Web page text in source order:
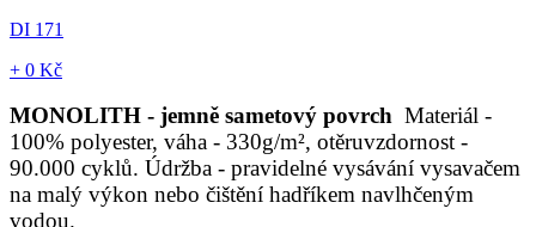
DI 171
+ 0 Kč
MONOLITH - jemně sametový povrch Materiál -
100% polyester, váha - 330g/m², otěruvzdornost -
90.000 cyklů. Údržba - pravidelné vysávání vysavačem
na malý výkon nebo čištění hadříkem navlhčeným
vodou.